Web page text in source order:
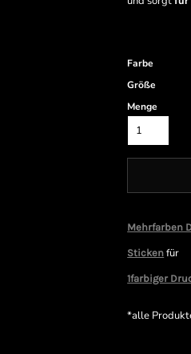
Farbe
Größe
Menge
Mehrfarben
Sticken für
1farbiger
*alle